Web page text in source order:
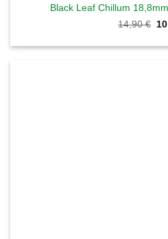
Black Leaf Chillum
14,90€